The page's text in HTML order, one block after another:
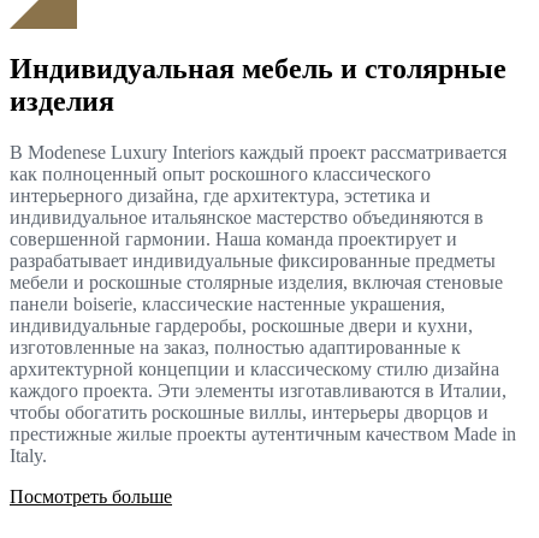
Индивидуальная мебель и столярные
изделия
В Modenese Luxury Interiors каждый проект рассматривается
как полноценный опыт роскошного классического
интерьерного дизайна, где архитектура, эстетика и
индивидуальное итальянское мастерство объединяются в
совершенной гармонии. Наша команда проектирует и
разрабатывает индивидуальные фиксированные предметы
мебели и роскошные столярные изделия, включая стеновые
панели boiserie, классические настенные украшения,
индивидуальные гардеробы, роскошные двери и кухни,
изготовленные на заказ, полностью адаптированные к
архитектурной концепции и классическому стилю дизайна
каждого проекта. Эти элементы изготавливаются в Италии,
чтобы обогатить роскошные виллы, интерьеры дворцов и
престижные жилые проекты аутентичным качеством Made in
Italy.
Посмотреть больше